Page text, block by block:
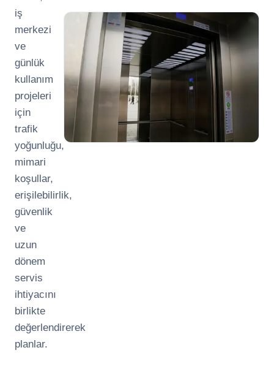
iş
merkezi
ve
günlük
kullanım
projeleri
için
trafik
yoğunluğu,
mimari
koşullar,
erişilebilirlik,
güvenlik
ve
uzun
dönem
servis
ihtiyacını
birlikte
değerlendirerek
planlar.